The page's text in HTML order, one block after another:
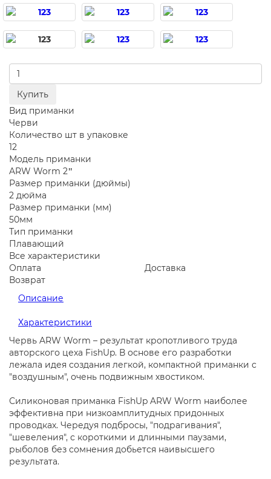
Купить
Вид приманки
Черви
Количество шт в упаковке
12
Модель приманки
ARW Worm 2ʺ
Размер приманки (дюймы)
2 дюйма
Размер приманки (мм)
50мм
Тип приманки
Плавающий
Все характеристики
Оплата
Доставка
Возврат
Описание
Характеристики
Червь ARW Worm – результат кропотливого труда
авторского цеха FishUp. В основе его разработки
лежала идея создания легкой, компактной приманки с
"воздушным", очень подвижным хвостиком.
Силиконовая приманка FishUp ARW Worm наиболее
эффективна при низкоамплитудных придонных
проводках. Чередуя подбросы, "подрагивания",
"шевеления", с короткими и длинными паузами,
рыболов без сомнения добьется наивысшего
результата.